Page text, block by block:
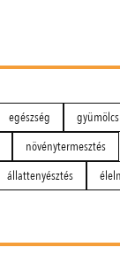
egészség gyümölcs
növénytermesztés
állattenyésztés